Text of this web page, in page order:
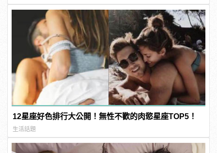
12星座好色排行大公開！無性不歡的肉慾星座TOP5！
生活話題